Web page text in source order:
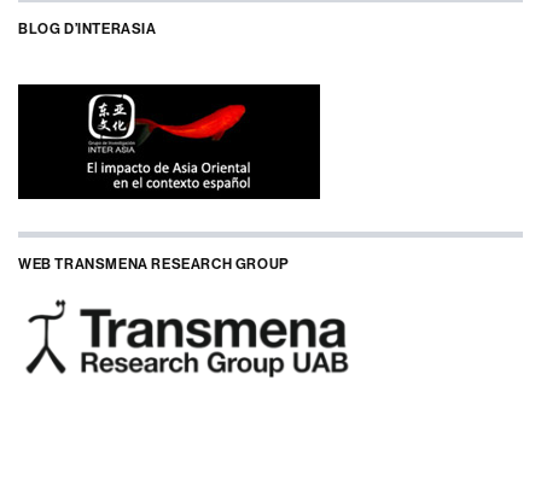
BLOG D’INTERASIA
WEB TRANSMENA RESEARCH GROUP